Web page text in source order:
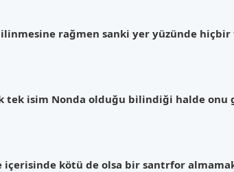
rağmen sanki yer yüzünde
tek isim Nonda olduğu bilindiği halde onu
kötü de olsa bir santrfor